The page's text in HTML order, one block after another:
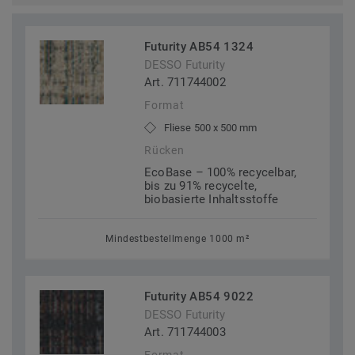
Futurity AB54 1324
DESSO Futurity
Art. 711744002
Format
Fliese 500 x 500 mm
Rücken
EcoBase – 100% recycelbar,
bis zu 91% recycelte,
biobasierte Inhaltsstoffe
Mindestbestellmenge 1000 m²
Futurity AB54 9022
DESSO Futurity
Art. 711744003